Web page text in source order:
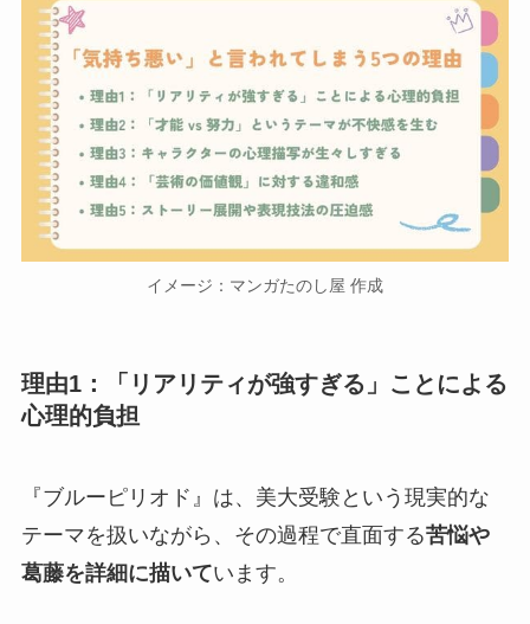
イメージ：マンガたのし屋 作成
理由1：「リアリティが強すぎる」ことによる
心理的負担
『ブルーピリオド』は、美大受験という現実的な
テーマを扱いながら、その過程で直面する苦悩や
葛藤を詳細に描いています。